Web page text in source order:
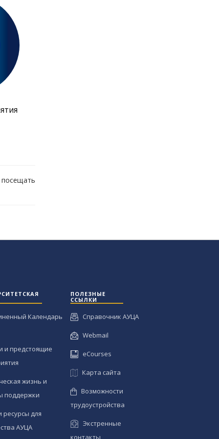
Календарь
и предстоящие
жизнь и
поддержки
ресурсы для
АУЦА
ПОЛЕЗНЫЕ
ССЫЛКИ
Справочник АУЦА
Webmail
eCourses
Карта сайта
Возможности
трудоустройства
Экстренные
контакты